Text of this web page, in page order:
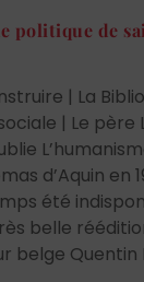
politique de
| La
| Le père
d’Aquin en
été
belle
belge Quentin